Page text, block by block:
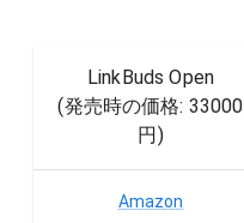
LinkBuds Open
(発売時の価格: 33000
円)
Amazon